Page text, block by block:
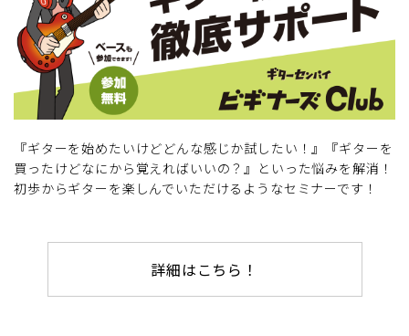
『ギターを始めたいけどどんな感じか試したい！』『ギターを
買ったけどなにから覚えればいいの？』といった悩みを解消！
初歩からギターを楽しんでいただけるようなセミナーです！
詳細はこちら！